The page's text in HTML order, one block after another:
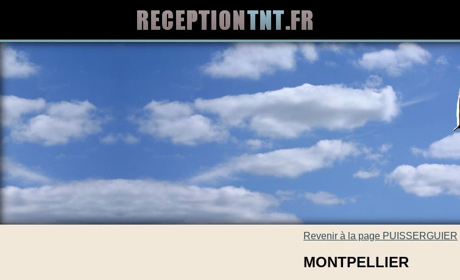
Revenir à la page PUISSERGUIER
MONTPELLIER